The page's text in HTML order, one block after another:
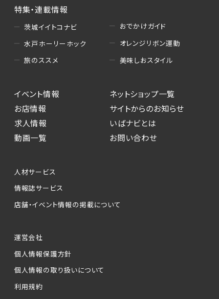
特集・連載情報
茨城イイトコナビ
水戸ホーリーホック
旅のススメ
おでかけガイド
オレンジリボン運動
美味しおスタイル
イベント情報
お店情報
求人情報
動画一覧
ネットショップ一覧
サイトからのお知らせ
いばナビとは
お問い合わせ
人材サービス
情報誌サービス
店舗・イベント情報の掲載について
運営会社
個人情報保護方針
個人情報の取り扱いについて
利用規約